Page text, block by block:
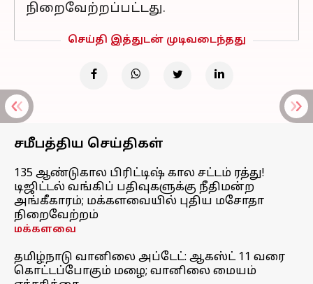
நிறைவேற்றப்பட்டது.
செய்தி இத்துடன் முடிவடைந்தது
சமீபத்திய செய்திகள்
135 ஆண்டுகால பிரிட்டிஷ் கால சட்டம் ரத்து!
டிஜிட்டல் வங்கிப் பதிவுகளுக்கு நீதிமன்ற
அங்கீகாரம்; மக்களவையில் புதிய மசோதா
நிறைவேற்றம்
மக்களவை
தமிழ்நாடு வானிலை அப்டேட்: ஆகஸ்ட் 11 வரை
கொட்டப்போகும் மழை; வானிலை மையம்